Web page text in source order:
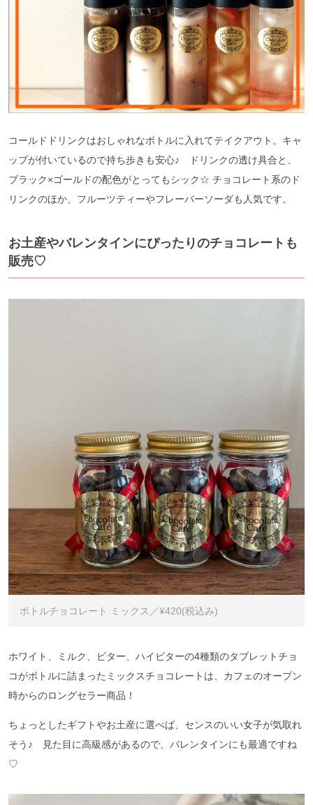
コールドドリンクはおしゃれなボトルに入れてテイクアウト。キャ
ップが付いているので持ち歩きも安心♪ ドリンクの透け具合と、
ブラック×ゴールドの配色がとってもシック☆ チョコレート系のド
リンクのほか、フルーツティーやフレーバーソーダも人気です。
お土産やバレンタインにぴったりのチョコレートも
販売♡
ボトルチョコレート ミックス／¥420(税込み)
ホワイト、ミルク、ビター、ハイビターの4種類のタブレットチョ
コがボトルに詰まったミックスチョコレートは、カフェのオープン
時からのロングセラー商品！
ちょっとしたギフトやお土産に選べば、センスのいい女子が気取れ
そう♪ 見た目に高級感があるので、バレンタインにも最適ですね
♡